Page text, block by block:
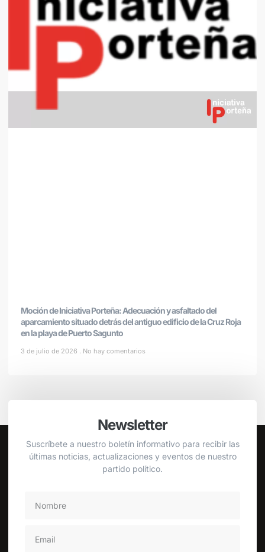
Moción de Iniciativa Porteña: Adecuación y asfaltado del
aparcamiento situado detrás del antiguo edificio de la Cruz Roja
en la playa de Puerto Sagunto
3 de julio de 2026 No hay comentarios
Newsletter
Suscríbete a nuestro boletín informativo para recibir las
últimas noticias, actualizaciones y eventos de nuestro
partido político.